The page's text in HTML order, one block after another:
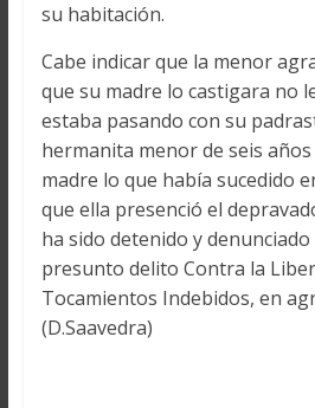
su habitación.
Cabe indicar que la menor
que su madre lo castigara no
estaba pasando con su
hermanita menor de seis
madre lo que había sucedido
que ella presenció el
ha sido detenido y
presunto delito Contra la
Tocamientos Indebidos, en
(D.Saavedra)